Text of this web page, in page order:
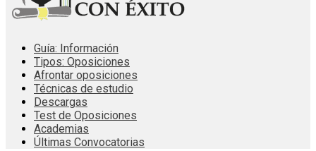
Guía: Información
Tipos: Oposiciones
Afrontar oposiciones
Técnicas de estudio
Descargas
Test de Oposiciones
Academias
Últimas Convocatorias